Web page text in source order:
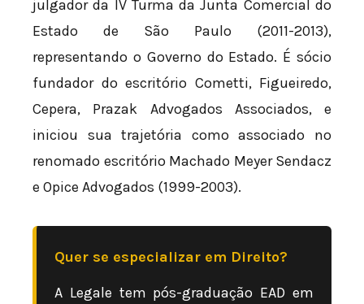
julgador da IV Turma da Junta Comercial do
Estado de São Paulo (2011-2013),
representando o Governo do Estado. É sócio
fundador do escritório Cometti, Figueiredo,
Cepera, Prazak Advogados Associados, e
iniciou sua trajetória como associado no
renomado escritório Machado Meyer Sendacz
e Opice Advogados (1999-2003).
Quer se especializar em Direito?
A Legale tem pós-graduação EAD em